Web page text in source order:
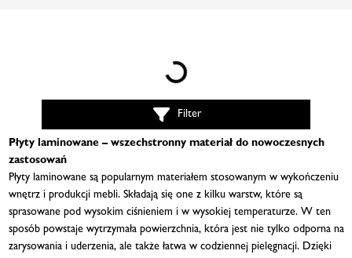
Loading...
Filter
Płyty laminowane – wszechstronny materiał do nowoczesnych
zastosowań
Płyty laminowane są popularnym materiałem stosowanym w wykończeniu
wnętrz i produkcji mebli. Składają się one z kilku warstw, które są
sprasowane pod wysokim ciśnieniem i w wysokiej temperaturze. W ten
sposób powstaje wytrzymała powierzchnia, która jest nie tylko odporna na
zarysowania i uderzenia, ale także łatwa w codziennej pielęgnacji. Dzięki